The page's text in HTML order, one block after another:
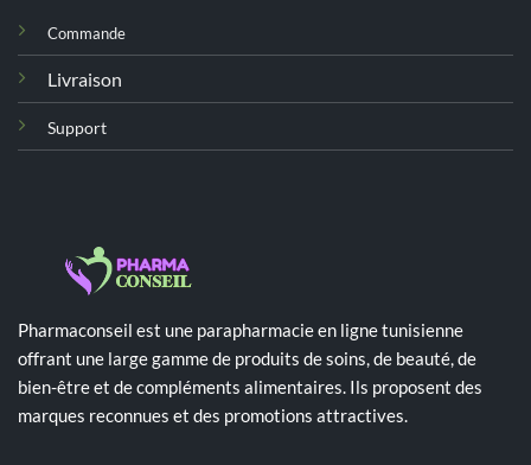
Commande
Livraison
Support
Pharmaconseil est une parapharmacie en ligne tunisienne
offrant une large gamme de produits de soins, de beauté, de
bien-être et de compléments alimentaires. Ils proposent des
marques reconnues et des promotions attractives.